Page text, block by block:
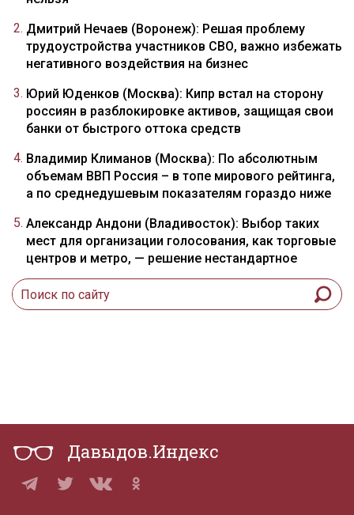
Дмитрий Нечаев (Воронеж): Решая проблему
трудоустройства участников СВО, важно избежать
негативного воздействия на бизнес
Юрий Юденков (Москва): Кипр встал на сторону
россиян в разблокировке активов, защищая свои
банки от быстрого оттока средств
Владимир Климанов (Москва): По абсолютным
объемам ВВП Россия – в топе мирового рейтинга,
а по среднедушевым показателям гораздо ниже
Александр Андони (Владивосток): Выбор таких
мест для организации голосования, как торговые
центров и метро, — решение нестандартное
Давыдов.Индекс